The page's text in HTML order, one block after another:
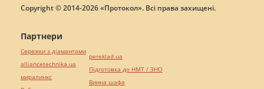
Copyright © 2014-2026 «Протокол». Всі права захищені.
Партнери
Сережки з діамантами
alliancetechnika.ua
миралинкс
pereklad.ua
Підготовка до НМТ / ЗНО
Винна шафа